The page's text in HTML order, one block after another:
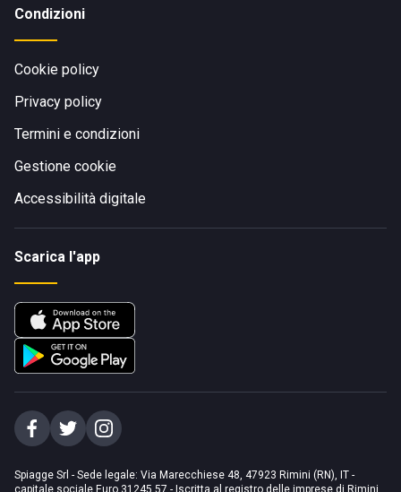
Condizioni
Cookie policy
Privacy policy
Termini e condizioni
Gestione cookie
Accessibilità digitale
Scarica l'app
Spiagge Srl - Sede legale: Via Marecchiese 48, 47923 Rimini (RN), IT -
capitale sociale Euro 31245,57 - Iscritta al registro delle imprese di Rimini